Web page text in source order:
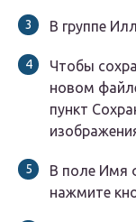
В группе
Чтобы
новом
пункт
В поле Имя
нажмите